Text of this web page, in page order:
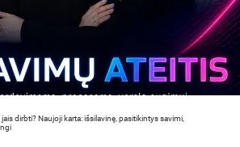
dirbti? Naujoji karta: išsilavinę, pasitikintys savimi,